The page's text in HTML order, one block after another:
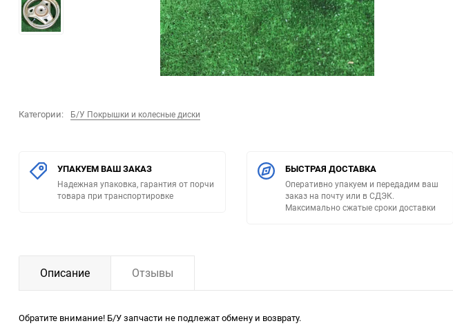
Категории: Б/У Покрышки и колесные диски
УПАКУЕМ ВАШ ЗАКАЗ
Надежная упаковка, гарантия от порчи
товара при транспортировке
БЫСТРАЯ ДОСТАВКА
Оперативно упакуем и передадим ваш
заказ на почту или в СДЭК.
Максимально сжатые сроки доставки
Описание Отзывы
Обратите внимание! Б/У запчасти не подлежат обмену и возврату.